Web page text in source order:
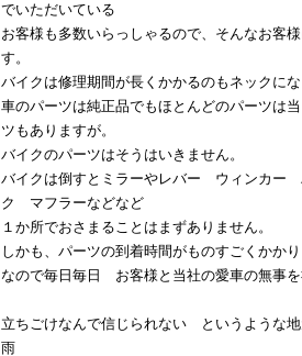
でいただいている
お客様も多数いらっしゃるので、そんなお客
す。
バイクは修理期間が長くかかるのもネックにな
車のパーツは純正品でもほとんどのパーツは
ツもありますが。
バイクのパーツはそうはいきません。
バイクは倒すとミラーやレバー ウィンカ
ク マフラーなどなど
１か所でおさまることはまずありません。
しかも、パーツの到着時間がものすごくかかり
なので毎日毎日 お客様と当社の愛車の無事を
立ちごけなんで信じられない というような地
雨